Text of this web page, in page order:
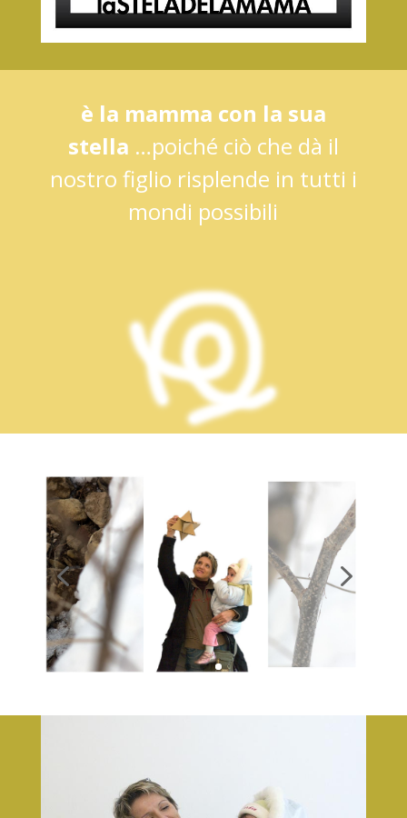
è la mamma con la sua
stella …poiché ciò che dà il
nostro figlio risplende in tutti i
mondi possibili